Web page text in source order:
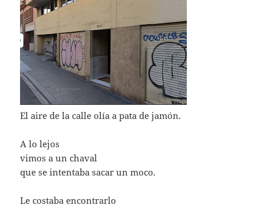
El aire de la calle olía a pata de jamón.
A lo lejos
vimos a un chaval
que se intentaba sacar un moco.
Le costaba encontrarlo